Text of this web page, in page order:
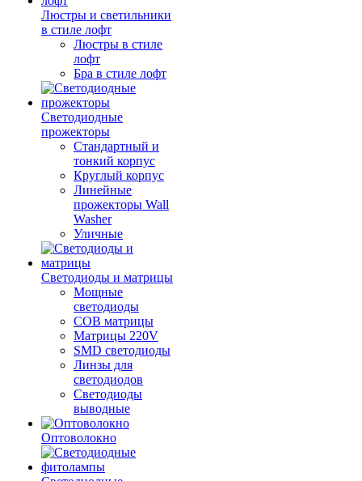
Люстры и светильники
в стиле лофт
Люстры в стиле
лофт
Бра в стиле лофт
Светодиодные
прожекторы
Стандартный и
тонкий корпус
Круглый корпус
Линейные
прожекторы Wall
Washer
Уличные
Светодиоды и матрицы
Мощные
светодиоды
COB матрицы
Матрицы 220V
SMD светодиоды
Линзы для
светодиодов
Светодиоды
выводные
Оптоволокно